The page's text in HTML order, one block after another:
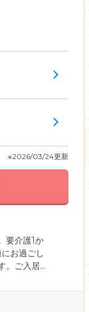
※2026/03/24更新
要介護1か
お過ごし
。ご入居
かりと守